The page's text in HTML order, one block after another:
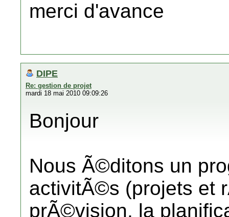
merci d'avance
DIPE
Re: gestion de projet
mardi 18 mai 2010 09:09:26
Bonjour
Nous Ã©ditons un
activitÃ©s (projets et
prÃ©vision, la